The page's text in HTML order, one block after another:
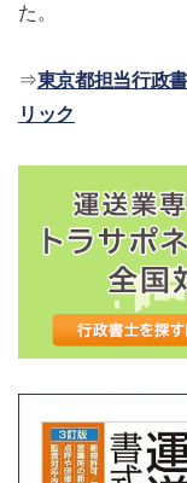
た。
⇒東京都担当行政
リック